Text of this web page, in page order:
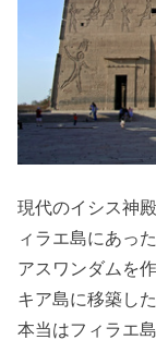
現代のイシス神
ィラエ島にあっ
アスワンダムを
キア島に移築し
本当はフィラエ